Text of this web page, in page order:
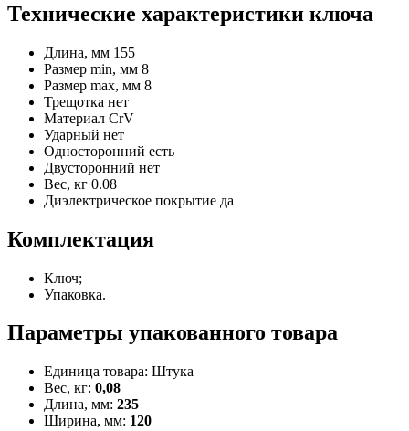
Технические характеристики ключа
Длина, мм 155
Размер min, мм 8
Размер max, мм 8
Трещотка нет
Материал CrV
Ударный нет
Односторонний есть
Двусторонний нет
Вес, кг 0.08
Диэлектрическое покрытие да
Комплектация
Ключ;
Упаковка.
Параметры упакованного товара
Единица товара: Штука
Вес, кг: 0,08
Длина, мм: 235
Ширина, мм: 120